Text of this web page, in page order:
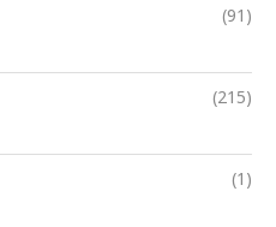
(91)
(215)
(1)